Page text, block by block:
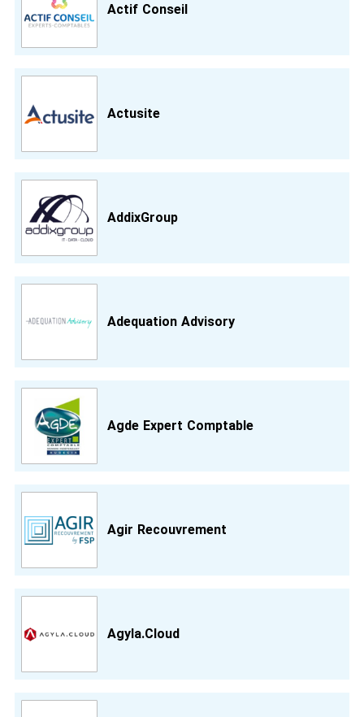
Actif Conseil
Actusite
AddixGroup
Adequation Advisory
Agde Expert Comptable
Agir Recouvrement
Agyla.Cloud